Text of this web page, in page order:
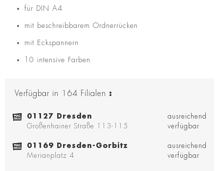
für DIN A4
mit beschreibbarem Ordnerrücken
mit Eckspannern
10 intensive Farben
Verfügbar in 164 Filialen :
01127 Dresden
Großenhainer Straße 113-115
ausreichend
verfügbar
01169 Dresden-Gorbitz
Merianplatz 4
ausreichend
verfügbar